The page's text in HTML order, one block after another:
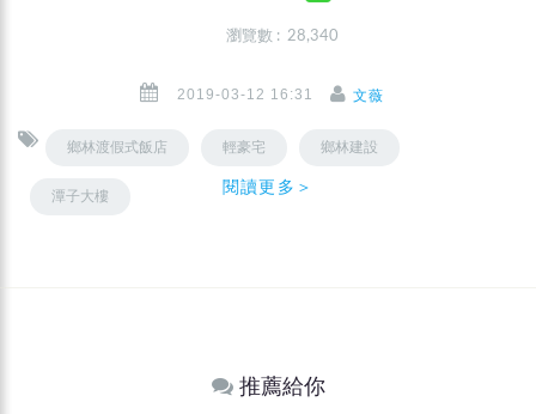
瀏覽數 : 28,340
2019-03-12 16:31 文薇
鄉林渡假式飯店 輕豪宅 鄉林建設
潭子大樓 閱讀更多＞
推薦給你